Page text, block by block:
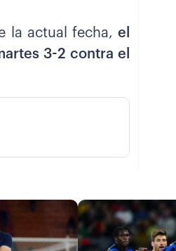
la actual fecha,el
3-2 contra el